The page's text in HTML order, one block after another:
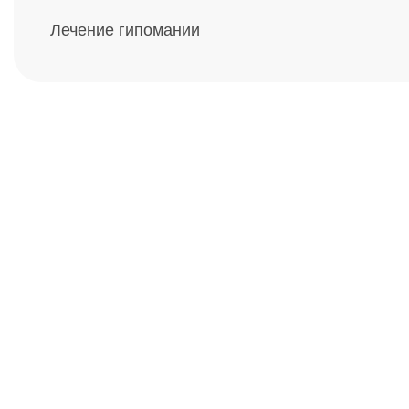
Лечение гипомании